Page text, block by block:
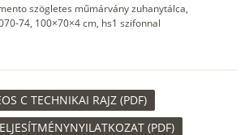
szögletes műmárvány zuhanytálca,
74, 100×70×4 cm, hs1 szifonnal
C TECHNIKAI RAJZ (PDF)
(PDF)